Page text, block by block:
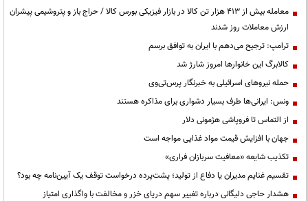
معامله بیش از ۴۱۳ هزار تن کالا در بازار فیزیکی بورس کالا / حراج باز و پتروشیمی پیشران
ارزش معاملات روز شدند
ترامپ: ترجیح می‌دهم با ایران به توافق برسم
کالابرگ این خانوارها امروز شارژ شد
حمله نیروهای اسرائیلی به خبرنگار پرس‌تی‌وی
ونس: ایرانی‌ها طرف بسیار دشواری برای مذاکره هستند
از التماس تا فروپاشی هژمونی دلار
جهان با افزایش قیمت مواد غذایی مواجه است
تکذیب شایعه «معافیت سربازان فراری»
تقسیم غنایم مدیران یا دفاع از تولید؛ پشت‌پرده درخواست توقف یک آیین‌نامه چه بود؟
هشدار حاجی دلیگانی درباره تغییر سهم دریای خزر و مخالفت با واگذاری امتیاز